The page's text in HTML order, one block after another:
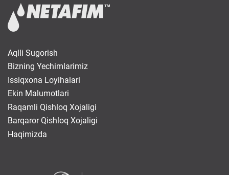
Aqlli Sugorish
Bizning Yechimlarimiz
Issiqxona Loyihalari
Ekin Malumotlari
Raqamli Qishloq Xojaligi
Barqaror Qishloq Xojaligi
Haqimizda